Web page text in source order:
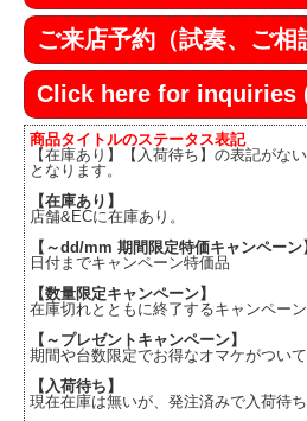
ご来店予約（試奏、ご相
Click here for inquiries
商品タイトルのステータス表記
【在庫あり】【入荷待ち】の表記がな
となります。
【在庫あり】
店舗&ECに在庫あり。
【～dd/mm 期間限定特価キャンペーン
日付までキャンペーン特価品
【数量限定キャンペーン】
在庫切れとともに終了するキャンペー
【～プレゼントキャンペーン】
期間や台数限定でお得なオマケがつい
【入荷待ち】
現在在庫は無いが、発注済みで入荷待